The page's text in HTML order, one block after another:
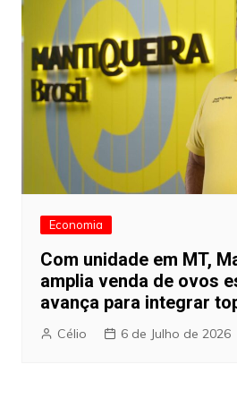
Economia
Com unidade em MT,
amplia venda de ovos
avança para integrar
Célio 6 de Julho de 2026